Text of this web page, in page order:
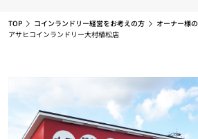
TOP コインランドリー経営をお考えの方
オーナー様
アサヒコインランドリー大村植松店